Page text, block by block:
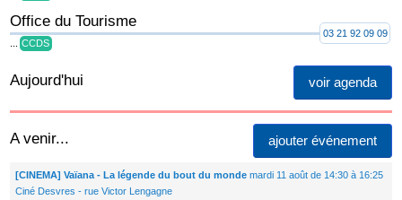
Office du Tourisme
CCDS
03 21 92 09 09
voir agenda
Aujourd'hui
A venir... ajouter événement
[CINEMA] Vaïana - La légende du bout du mondemardi 11 août de 14:30 à 16:25
Ciné Desvres - rue Victor Lengagne